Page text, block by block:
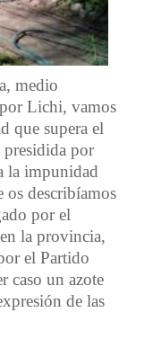
medio
Lichi, vamos
que supera el
por
la impunidad
describíamos
por el
la provincia,
el Partido
caso un azote
de las